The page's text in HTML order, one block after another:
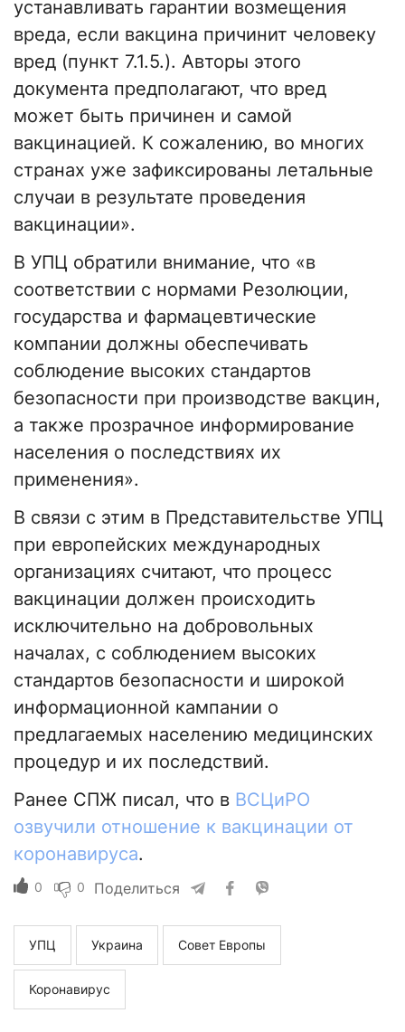
устанавливать гарантии возмещения
вреда, если вакцина причинит человеку
вред (пункт 7.1.5.). Авторы этого
документа предполагают, что вред
может быть причинен и самой
вакцинацией. К сожалению, во многих
странах уже зафиксированы летальные
случаи в результате проведения
вакцинации».
В УПЦ обратили внимание, что «в
соответствии с нормами Резолюции,
государства и фармацевтические
компании должны обеспечивать
соблюдение высоких стандартов
безопасности при производстве вакцин,
а также прозрачное информирование
населения о последствиях их
применения».
В связи с этим в Представительстве УПЦ
при европейских международных
организациях считают, что процесс
вакцинации должен происходить
исключительно на добровольных
началах, с соблюдением высоких
стандартов безопасности и широкой
информационной кампании о
предлагаемых населению медицинских
процедур и их последствий.
Ранее СПЖ писал, что в ВСЦиРО
озвучили отношение к вакцинации от
коронавируса.
0 0 Поделиться
УПЦ Украина Совет Европы
Коронавирус